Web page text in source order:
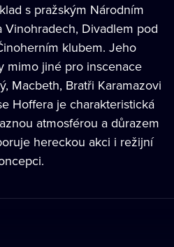
s pražským Národním
Divadlem pod
klubem. Jeho
mimo jiné pro inscenace
Macbeth, Bratři Karamazovi
Hoffera je charakteristická
atmosférou a důrazem
hereckou akci i režijní